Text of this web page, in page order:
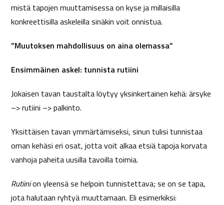
mistä tapojen muuttamisessa on kyse ja millaisilla
konkreettisilla askeleilla sinäkin voit onnistua.
”Muutoksen mahdollisuus on aina olemassa”
Ensimmäinen askel: tunnista rutiini
Jokaisen tavan taustalta löytyy yksinkertainen kehä: ärsyke
–> rutiini –> palkinto.
Yksittäisen tavan ymmärtämiseksi, sinun tulisi tunnistaa
oman kehäsi eri osat, jotta voit alkaa etsiä tapoja korvata
vanhoja paheita uusilla tavoilla toimia.
Rutiinion yleensä se helpoin tunnistettava; se on se tapa,
jota halutaan ryhtyä muuttamaan. Eli esimerkiksi: